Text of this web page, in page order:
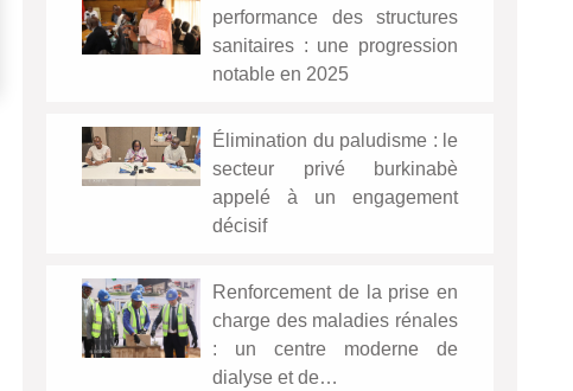
performance des structures
sanitaires : une progression
notable en 2025
Élimination du paludisme : le
secteur privé burkinabè
appelé à un engagement
décisif
Renforcement de la prise en
charge des maladies rénales
: un centre moderne de
dialyse et de…